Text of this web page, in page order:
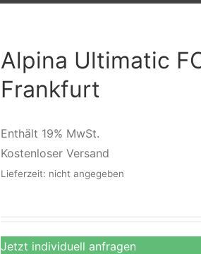
Alpina Ultimatic
Frankfurt
Enthält 19% MwSt.
Kostenloser Versand
Lieferzeit: nicht angegeben
Jetzt individuell anfragen